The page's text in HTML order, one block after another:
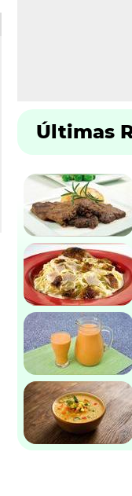
Últimas